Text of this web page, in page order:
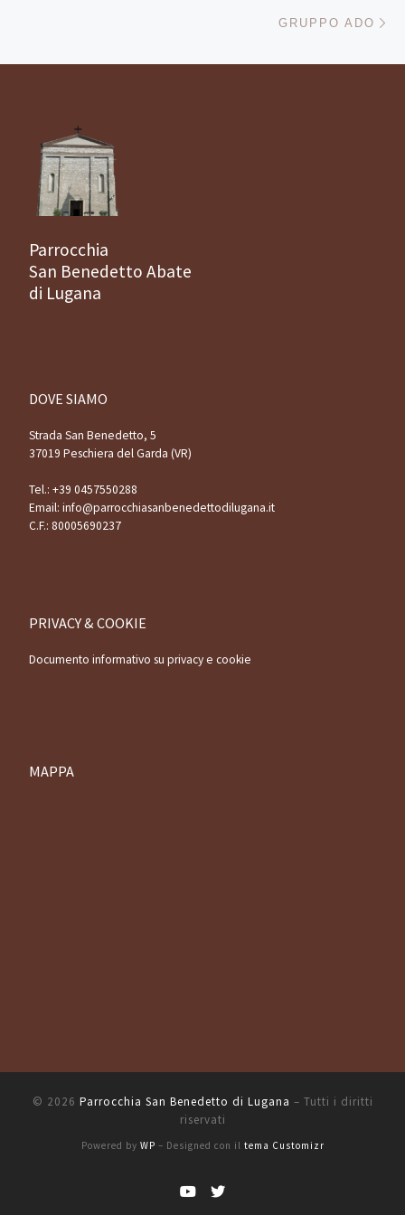
GRUPPO ADO
Parrocchia
San Benedetto Abate
di Lugana
DOVE SIAMO
Strada San Benedetto, 5
37019 Peschiera del Garda (VR)
Tel.: +39 0457550288
Email: info@parrocchiasanbenedettodilugana.it
C.F.: 80005690237
PRIVACY & COOKIE
Documento informativo su privacy e cookie
MAPPA
© 2026 Parrocchia San Benedetto di Lugana – Tutti i diritti
riservati
Powered by WP – Designed con il tema Customizr